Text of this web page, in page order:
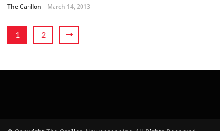
The Carillon March 14, 2013
1 2